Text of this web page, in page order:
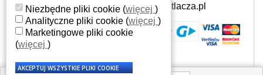
JAK TO DZIAŁA?
Klawiatura składa się z kilku
warstw folii, z których przewodzą
przewodzące warstwy.
Adresy
Historia zamówień
wyswietlacza.pl
Niezbędne pliki cookie (więcej )
Analityczne pliki cookie (więcej )
Marketingowe pliki cookie
(więcej )